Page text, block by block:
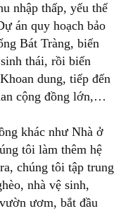
nhập thấp, yếu thế
án quy hoạch bảo
Bát Tràng, biến
thái, rồi biến
dung, tiếp đến
cộng đồng lớn,…
khác như Nhà ở
tôi làm thêm hệ
chúng tôi tập trung
nhà vệ sinh,
ươm, bắt đầu